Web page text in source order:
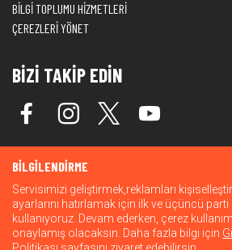
BİLGİ TOPLUMU HİZMETLERİ
ÇEREZLERİ YÖNET
BİZİ TAKİP EDİN
© 2026 Warner Bros. Discovery, Inc. veya bağlı
BİLGİLENDİRME
Servisimizi geliştirmek,reklamları
ayarlarını hatırlamak için ilk ve üçüncü parti
kullanıyoruz. Devam ederken, çerez
onaylamış olacaksın. Daha fazla bilgi için